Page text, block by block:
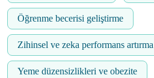
Öğrenme becerisi geliştirme
Zihinsel ve zeka performans artırma
Yeme düzensizlikleri ve obezite